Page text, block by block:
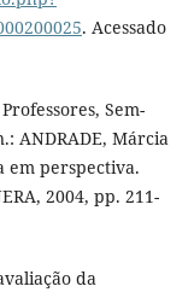
. Acessado
Professores, Sem-
ANDRADE, Márcia
em perspectiva.
2004, pp. 211-
da